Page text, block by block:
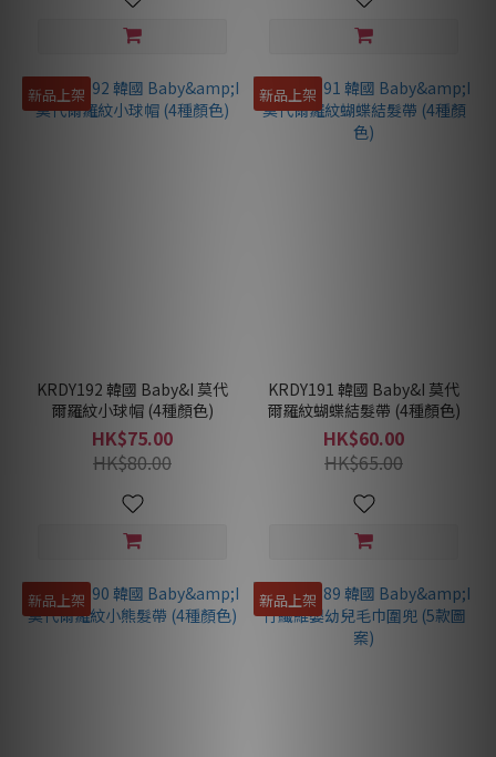
新品上架
KRDY192 韓國 Baby&I 莫代
爾羅紋小球帽 (4種顏色)
HK$75.00
HK$80.00
新品上架
KRDY191 韓國 Baby&I 莫代
爾羅紋蝴蝶結髮帶 (4種顏色)
HK$60.00
HK$65.00
新品上架 新品上架